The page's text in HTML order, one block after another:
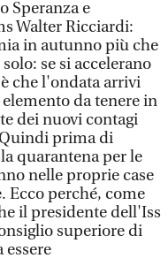
Speranza e
Walter Ricciardi:
in autunno più che
se si accelerano
che l'ondata arrivi
da tenere in
dei nuovi contagi
prima di
quarantena per le
nelle proprie case
Ecco perché, come
il presidente dell'Iss
superiore di
essere